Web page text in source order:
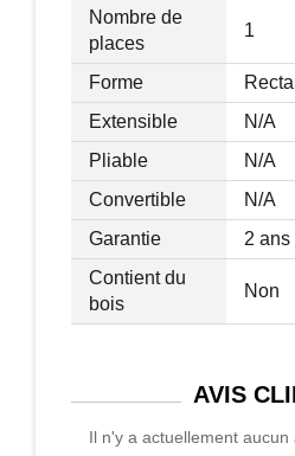
Nombre de
places
1
Forme
Extensible
N/A
Pliable
N/A
Convertible
N/A
Garantie
2 ans
Contient du
bois
Non
AVIS
Il n'y a actuellement